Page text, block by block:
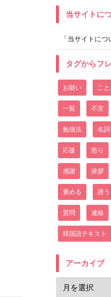
当サイトに
「当サイトにつ
タグからフ
お願い こ
一覧 不安
勉強法 名詞
応援 怒り
感謝 挨拶
褒める 誘う
質問 連絡
韓国語テキスト
アーカイブ